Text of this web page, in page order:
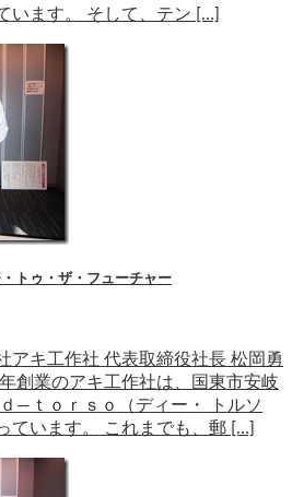
います。 そして、テン […]
トゥ・ザ・フューチャー
アキ工作社 代表取締役社長 松岡勇
創業のアキ工作社は、国東市安岐
―ｔｏｒｓｏ（ディー・ トルソ
ています。 これまでも、郵 […]